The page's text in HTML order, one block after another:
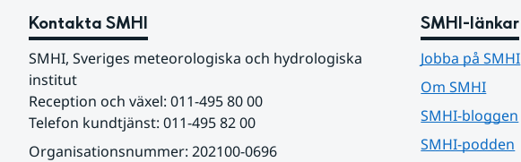
Kontakta SMHI
SMHI, Sveriges meteorologiska och hydrologiska
institut
Reception och växel: 011-495 80 00
Telefon kundtjänst: 011-495 82 00
Organisationsnummer: 202100-0696
SMHI-länkar
Jobba på SMHI
Om SMHI
SMHI-bloggen
SMHI-podden